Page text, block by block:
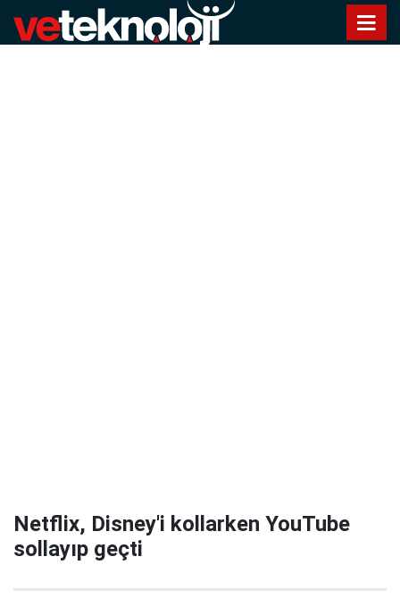
Netflix, Disney'i kollarken YouTube
sollayıp geçti